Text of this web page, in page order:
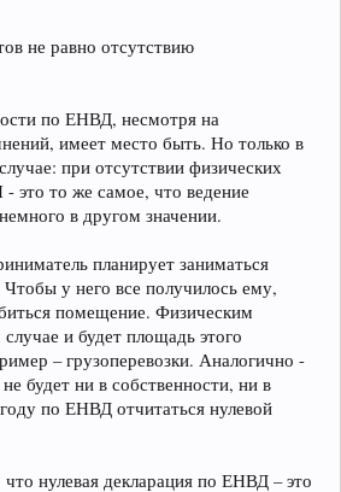
не равно отсутствию
по ЕНВД, несмотря на
имеет место быть. Но только в
при отсутствии физических
это то же самое, что ведение
в другом значении.
планирует заниматься
у него все получилось ему,
помещение. Физическим
и будет площадь этого
– грузоперевозки. Аналогично -
будет ни в собственности, ни в
по ЕНВД отчитаться нулевой
нулевая декларация по ЕНВД – это